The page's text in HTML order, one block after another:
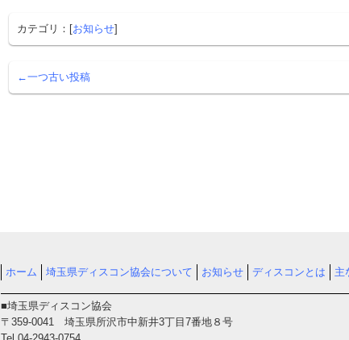
カテゴリ：[お知らせ]
←一つ古い投稿
ホーム 埼玉県ディスコン協会について お知らせ ディスコンとは 主
■埼玉県ディスコン協会
〒359-0041 埼玉県所沢市中新井3丁目7番地８号